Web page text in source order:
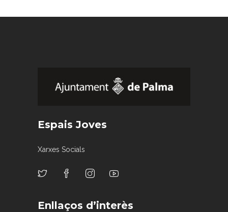
Espais Joves
Xarxes Socials
Enllaços d’interès